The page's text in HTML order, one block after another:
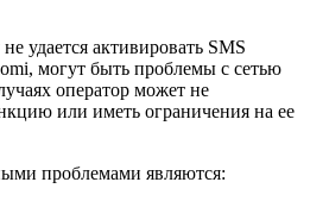
удается активировать SMS
могут быть проблемы с сетью
оператор может не
или иметь ограничения на ее
проблемами являются: